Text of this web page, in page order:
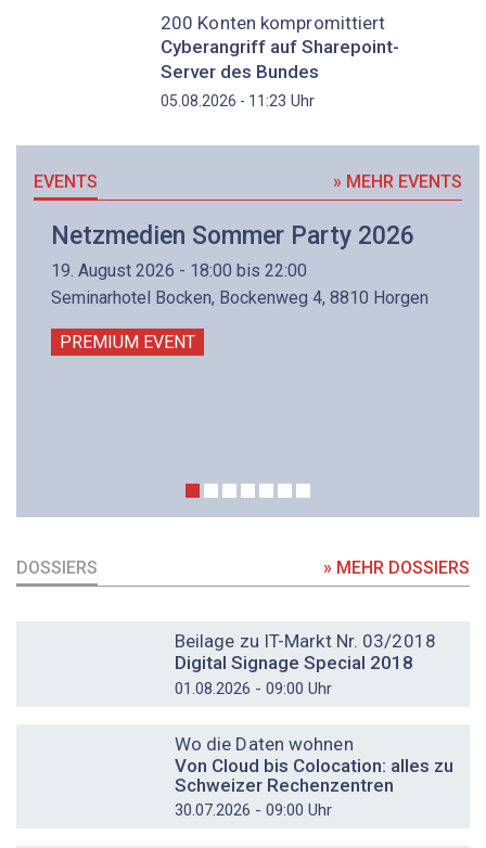
200 Konten kompromittiert
Cyberangriff auf Sharepoint-
Server des Bundes
05.08.2026 - 11:23 Uhr
EVENTS » MEHR EVENTS
Netzmedien Sommer Party 2026
19. August 2026 - 18:00 bis 22:00
Seminarhotel Bocken, Bockenweg 4, 8810 Horgen
PREMIUM EVENT
DOSSIERS » MEHR DOSSIERS
Beilage zu IT-Markt Nr. 03/2018
Digital Signage Special 2018
01.08.2026 - 09:00 Uhr
Wo die Daten wohnen
Von Cloud bis Colocation: alles zu
Schweizer Rechenzentren
30.07.2026 - 09:00 Uhr